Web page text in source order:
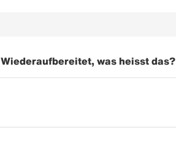
Wiederaufbereitet, was heisst das?